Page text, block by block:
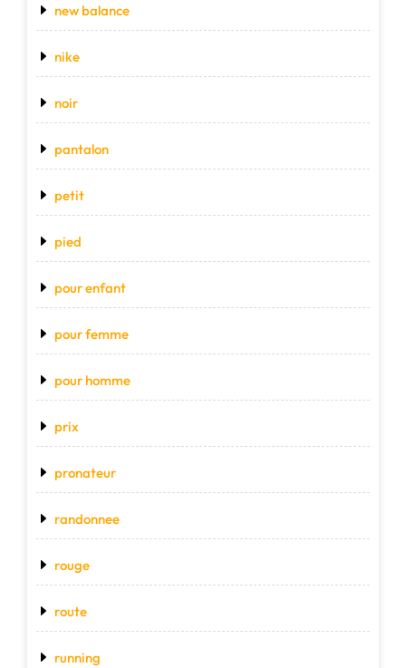
new balance
nike
noir
pantalon
petit
pied
pour enfant
pour femme
pour homme
prix
pronateur
randonnee
rouge
route
running